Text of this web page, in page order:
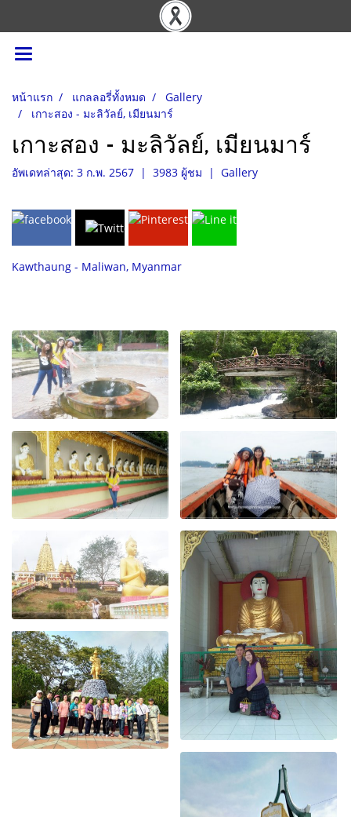
หน้าแรก แกลลอรี่ทั้งหมด
Gallery
เกาะสอง - มะลิวัลย์, เมียนมาร์
เกาะสอง - มะลิวัลย์, เมียนมาร์
อัพเดทล่าสุด: 3 ก.พ. 2567 | 3983 ผู้ชม | Gallery
Kawthaung - Maliwan, Myanmar